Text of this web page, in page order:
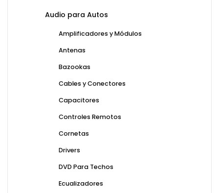
Audio para Autos
Amplificadores y Módulos
Antenas
Bazookas
Cables y Conectores
Capacitores
Controles Remotos
Cornetas
Drivers
DVD Para Techos
Ecualizadores